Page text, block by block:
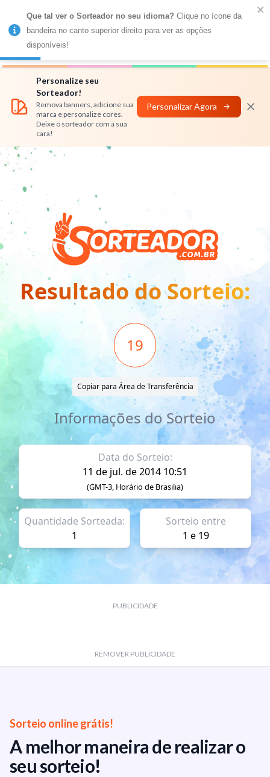
MENU
Números
Personalize seu
Sorteador!
Remova banners, adicione sua
marca e personalize cores.
Deixe o sorteador com a sua
cara!
Personalizar Agora
Resultado do Sorteio:
19
Copiar para Área de Transferência
Informações do Sorteio
Data do Sorteio:
11 de jul. de 2014 10:51
(GMT-3, Horário de Brasilia)
Quantidade Sorteada:
1
Sorteio entre
1 e 19
PUBLICIDADE
REMOVER PUBLICIDADE
Sorteio online grátis!
A melhor maneira de realizar o
seu sorteio!
Que tal ver o Sorteador no seu idioma? Clique no ícone da
bandeira no canto superior direito para ver as opções
disponíveis!